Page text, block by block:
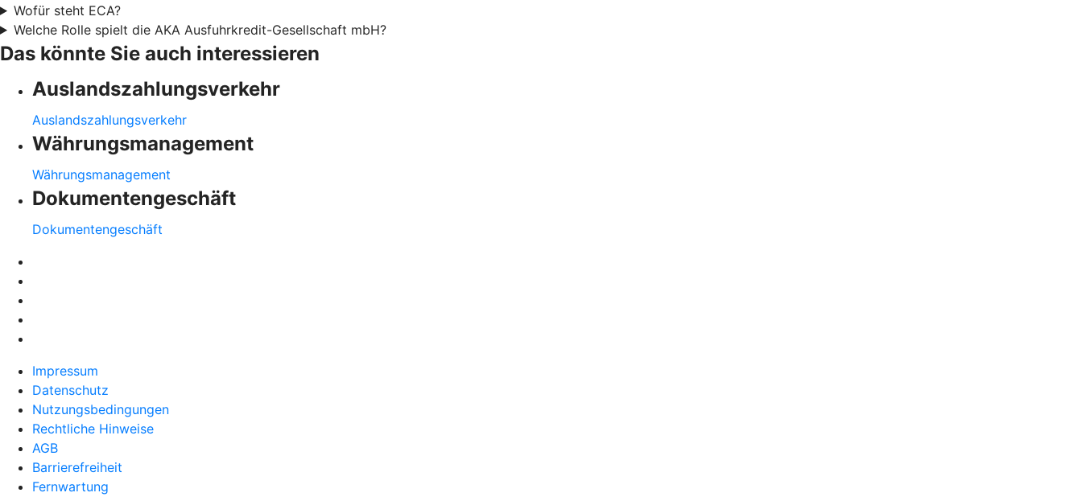
Wofür steht ECA?
Welche Rolle spielt die AKA Ausfuhrkredit-Gesellschaft mbH?
Das könnte Sie auch interessieren
Auslandszahlungsverkehr
Auslandszahlungsverkehr
Währungsmanagement
Währungsmanagement
Dokumentengeschäft
Dokumentengeschäft
Impressum
Datenschutz
Nutzungsbedingungen
Rechtliche Hinweise
AGB
Barrierefreiheit
Fernwartung